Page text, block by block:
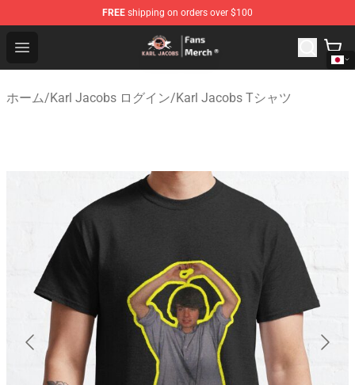
FREE shipping on orders over $100
Open menu
Karl Jacobs Store - Official Karl Jacobs Merchandise
ホーム/Karl Jacobs ログイン/Karl Jacobs Tシャツ